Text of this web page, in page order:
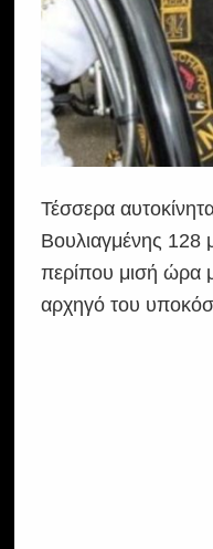
Τέσσερα
Βουλιαγμένης
περίπου μισή ώρα
αρχηγό του